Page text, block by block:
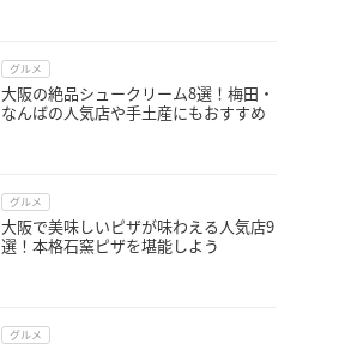
グルメ
大阪の絶品シュークリーム8選！梅田・
なんばの人気店や手土産にもおすすめ
グルメ
大阪で美味しいピザが味わえる人気店9
選！本格石窯ピザを堪能しよう
グルメ